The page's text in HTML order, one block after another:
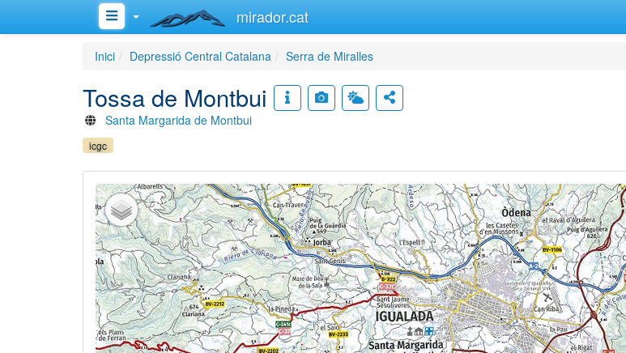
mirador.cat
Inici Depressió Central Catalana Serra de Miralles
Tossa de Montbui
Santa Margarida de Montbui
icgc